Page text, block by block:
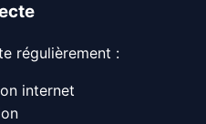
régulièrement :
internet